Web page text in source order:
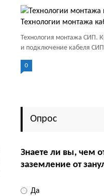
Технологии монтажа
Технология монтажа СИП.
и подключение кабеля
0
Опрос
Знаете ли вы, чем
заземление от
Да